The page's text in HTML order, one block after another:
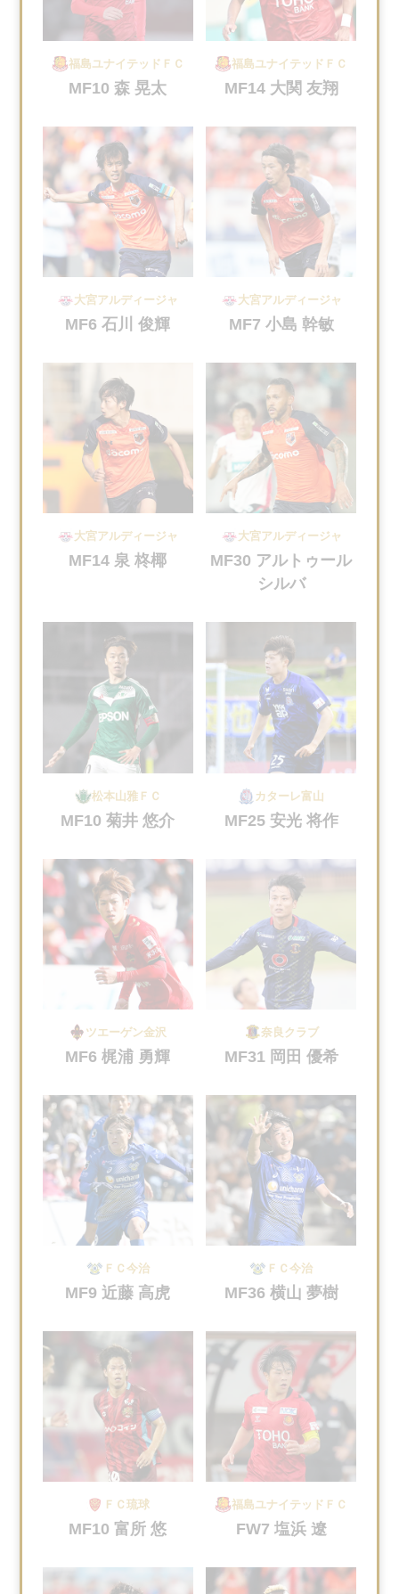
福島ユナイテッドＦＣ
MF10 森 晃太
福島ユナイテッドＦＣ
MF14 大関 友翔
大宮アルディージャ
MF6 石川 俊輝
大宮アルディージャ
MF7 小島 幹敏
大宮アルディージャ
MF14 泉 柊椰
大宮アルディージャ
MF30 アルトゥール
シルバ
松本山雅ＦＣ
MF10 菊井 悠介
カターレ富山
MF25 安光 将作
ツエーゲン金沢
MF6 梶浦 勇輝
奈良クラブ
MF31 岡田 優希
ＦＣ今治
MF9 近藤 高虎
ＦＣ今治
MF36 横山 夢樹
ＦＣ琉球
MF10 富所 悠
福島ユナイテッドＦＣ
FW7 塩浜 遼